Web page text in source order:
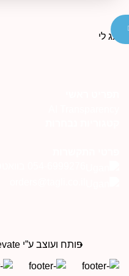
פותח ועוצב ע”י Elevate